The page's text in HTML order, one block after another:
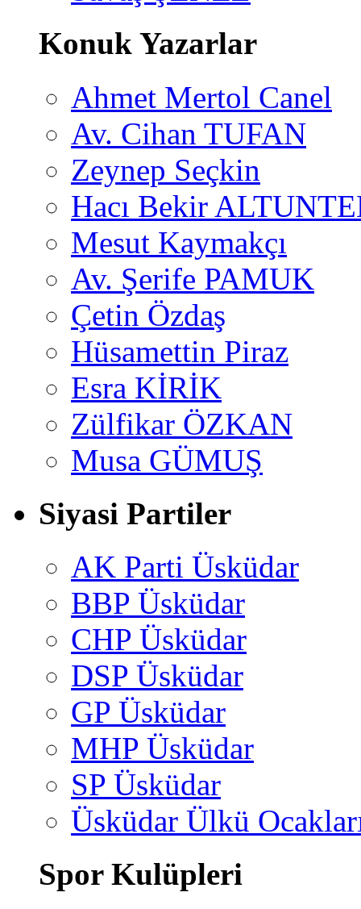
Konuk Yazarlar
Ahmet Mertol Canel
Av. Cihan TUFAN
Zeynep Seçkin
Hacı Bekir
Mesut Kaymakçı
Av. Şerife PAMUK
Çetin Özdaş
Hüsamettin Piraz
Esra KİRİK
Zülfikar ÖZKAN
Musa GÜMUŞ
Siyasi Partiler
AK Parti Üsküdar
BBP Üsküdar
CHP Üsküdar
DSP Üsküdar
GP Üsküdar
MHP Üsküdar
SP Üsküdar
Üsküdar Ülkü
Spor Kulüpleri